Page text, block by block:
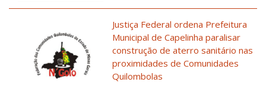
Justiça Federal ordena Prefeitura
Municipal de Capelinha paralisar
construção de aterro sanitário nas
proximidades de Comunidades
Quilombolas